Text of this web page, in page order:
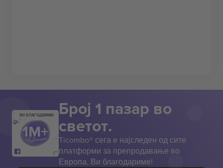
ВИ БЛАГОДАРАМ! Број 1 пазар во
светот.
Ticombo® сега е најследен од сите
платформи за препродавање во
Европа. Ви благодариме!